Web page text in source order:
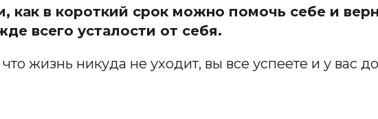
как в короткий срок можно помочь себе и
всего усталости от себя.
жизнь никуда не уходит, вы все успеете и у вас